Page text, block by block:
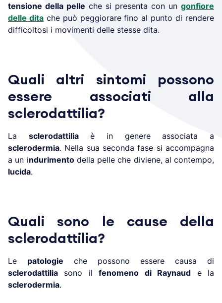
tensione della pelle che si presenta con un gonfiore
delle ditache può peggiorare fino al punto di rendere
difficoltosi i movimenti delle stesse dita.
Quali altri sintomi possono
essere associati alla
sclerodattilia?
La sclerodattiliaè in genere associata a
sclerodermia. Nella sua seconda fase si accompagna
a un indurimentodella pelle che diviene, al contempo,
lucida.
Quali sono le cause della
sclerodattilia?
Le patologie che possono essere causa di
sclerodattilia sono ilfenomeno di Raynaud e la
sclerodermia.